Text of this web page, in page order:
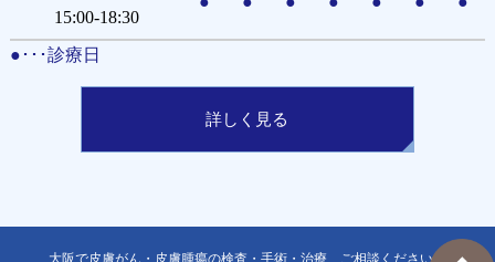
15:00-18:30
●･･･診療日
詳しく見る
大阪で皮膚がん・皮膚腫瘍の検査・手術・治療、ご相談ください。